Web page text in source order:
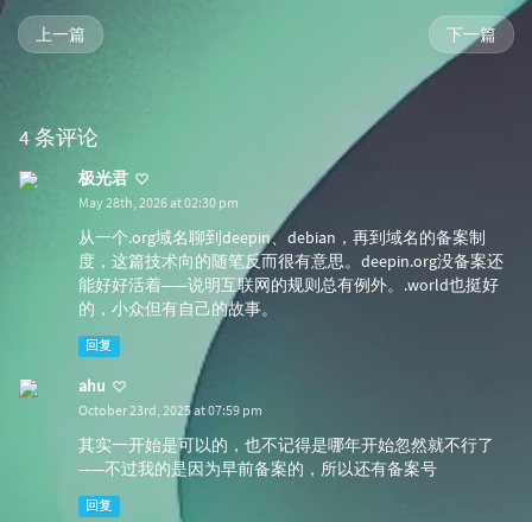
下一篇
上一篇
4 条评论
极光君
May 28th, 2026 at 02:30 pm
从一个.org域名聊到deepin、debian，再到域名的备案制
度，这篇技术向的随笔反而很有意思。deepin.org没备案还
能好好活着——说明互联网的规则总有例外。.world也挺好
的，小众但有自己的故事。
回复
ahu
October 23rd, 2025 at 07:59 pm
其实一开始是可以的，也不记得是哪年开始忽然就不行了
——不过我的是因为早前备案的，所以还有备案号
回复